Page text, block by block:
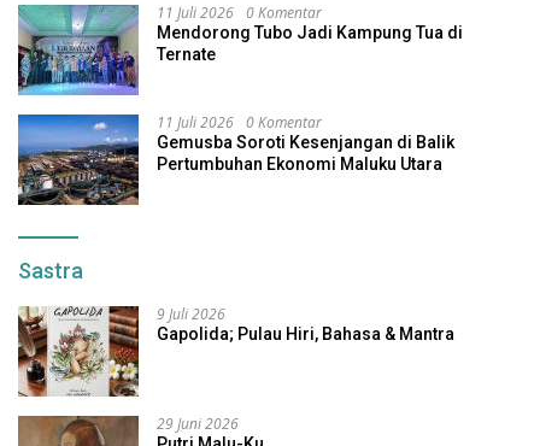
11 Juli 2026 0 Komentar
Mendorong Tubo Jadi Kampung Tua di
Ternate
11 Juli 2026 0 Komentar
Gemusba Soroti Kesenjangan di Balik
Pertumbuhan Ekonomi Maluku Utara
Sastra
9 Juli 2026
Gapolida; Pulau Hiri, Bahasa & Mantra
29 Juni 2026